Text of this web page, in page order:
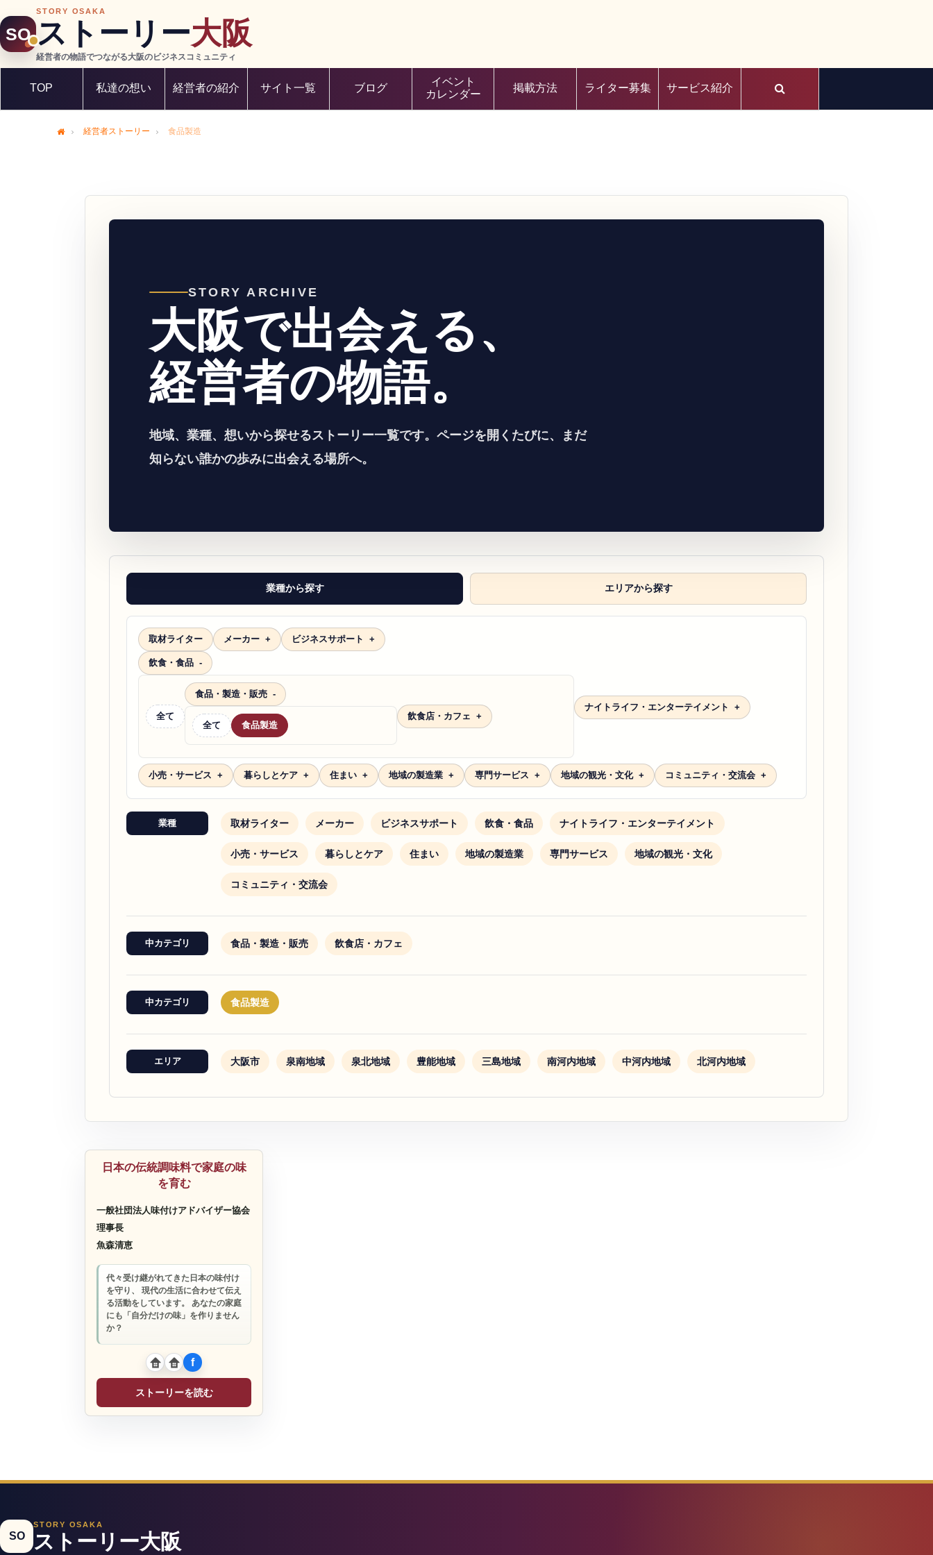
SO
STORY OSAKA
ストーリー大阪
経営者の物語でつながる大阪のビジネスコミュニティ
TOP 私達の想い 経営者の紹介 サイト一覧 ブログ
イベント
カレンダー
掲載方法 ライター募集 サービス紹介
経営者ストーリー 食品製造
STORY ARCHIVE
大阪で出会える、
経営者の物語。
地域、業種、想いから探せるストーリー一覧です。ページを開くたびに、まだ
知らない誰かの歩みに出会える場所へ。
業種から探す エリアから探す
取材ライター メーカー ビジネスサポート
飲食・食品
全て
食品・製造・販売
全て 食品製造
飲食店・カフェ
ナイトライフ・エンターテイメント
小売・サービス 暮らしとケア 住まい 地域の製造業 専門サービス 地域の観光・文化 コミュニティ・交流会
業種 取材ライター メーカー ビジネスサポート 飲食・食品 ナイトライフ・エンターテイメント
小売・サービス 暮らしとケア 住まい 地域の製造業 専門サービス 地域の観光・文化
コミュニティ・交流会
中カテゴリ 食品・製造・販売 飲食店・カフェ
中カテゴリ 食品製造
エリア 大阪市 泉南地域 泉北地域 豊能地域 三島地域 南河内地域 中河内地域 北河内地域
日本の伝統調味料で家庭の味
を育む
一般社団法人味付けアドバイザー協会
理事長
魚森清恵
代々受け継がれてきた日本の味付け
を守り、 現代の生活に合わせて伝え
る活動をしています。 あなたの家庭
にも「自分だけの味」を作りません
か？
ストーリーを読む
SO
STORY OSAKA
ストーリー大阪